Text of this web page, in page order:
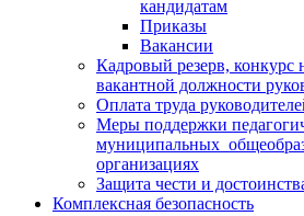
кандидатам
Приказы
Вакансии
Кадровый резерв, конкурс
вакантной должности
Оплата труда
Меры поддержки
муниципальных
организациях
Защита чести и
Комплексная безопасность